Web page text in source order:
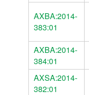
AXBA:2014-
383:01
AXBA:2014-
384:01
AXSA:2014-
382:01